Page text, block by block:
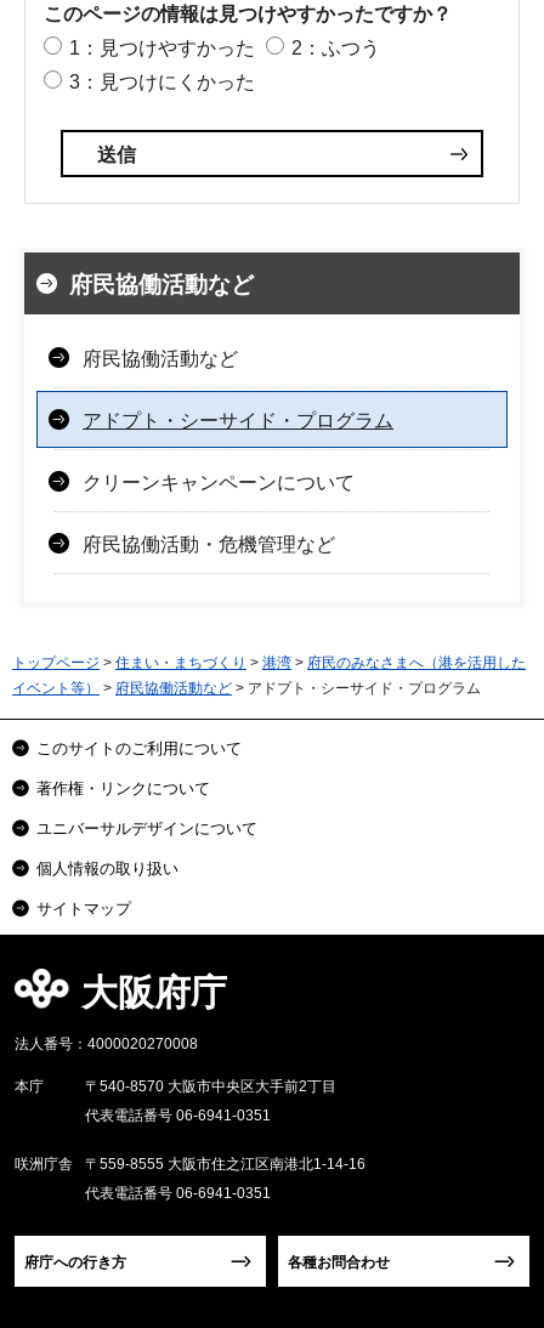
このページの情報は見つけやすかったですか？
1：見つけやすかった
2：ふつう
3：見つけにくかった
府民協働活動など
府民協働活動など
アドプト・シーサイド・プログラム
クリーンキャンペーンについて
府民協働活動・危機管理など
トップページ > 住まい・まちづくり > 港湾 > 府民のみなさまへ（港を活用した
イベント等）
> 府民協働活動など > アドプト・シーサイド・プログラム
このサイトのご利用について
著作権・リンクについて
ユニバーサルデザインについて
個人情報の取り扱い
サイトマップ
大阪府庁
法人番号：4000020270008
本庁
〒540-8570 大阪市中央区大手前2丁目
代表電話番号 06-6941-0351
咲洲庁舎
〒559-8555 大阪市住之江区南港北1-14-16
代表電話番号 06-6941-0351
府庁への行き方 各種お問合わせ